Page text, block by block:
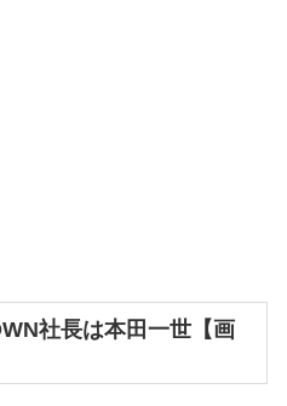
社長は本田一世【画